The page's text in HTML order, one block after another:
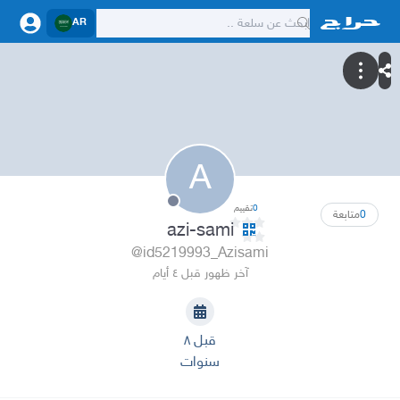
AR
A
0متابعة 0تقييم
azi-sami
@id5219993_Azisami
آخر ظهور قبل ٤ أيام
قبل ٨
سنوات